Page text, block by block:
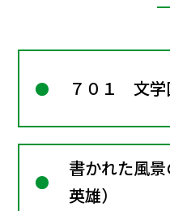
７０１ 文学
書かれた風
英雄）